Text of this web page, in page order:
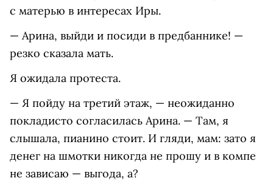
с матерью в интересах Иры.
— Арина, выйди и посиди в предбаннике! —
резко сказала мать.
Я ожидала протеста.
— Я пойду на третий этаж, — неожиданно
покладисто согласилась Арина. — Там, я
слышала, пианино стоит. И гляди, мам: зато я
денег на шмотки никогда не прошу и в компе
не зависаю — выгода, а?